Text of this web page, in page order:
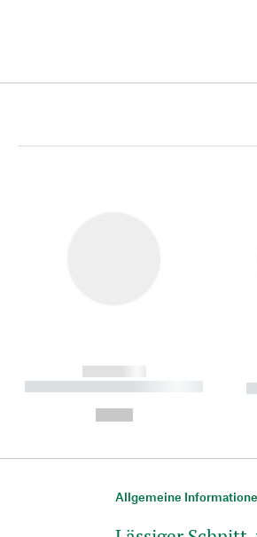
------------
----------- ----------- ----------
Allgemeine